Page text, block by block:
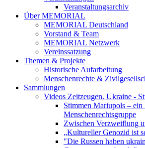
Veranstaltungsarchiv
Über MEMORIAL
MEMORIAL Deutschland
Vorstand & Team
MEMORIAL Netzwerk
Vereinssatzung
Themen & Projekte
Historische Aufarbeitung
Menschenrechte &
Sammlungen
Videos Zeitzeugen. Ukraine -
Stimmen Mariupols –
Menschenrechtsgruppe
Zwischen Verzweiflung
„Kultureller Genozid ist
"Die Russen haben